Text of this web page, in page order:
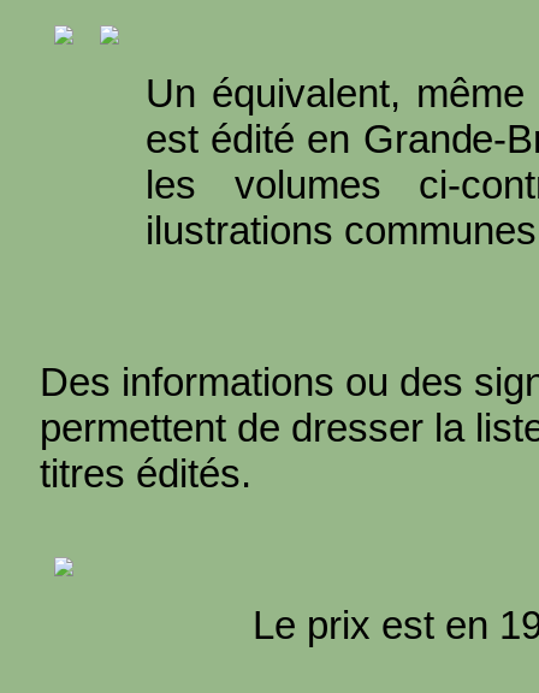
Un équivalent,
est édité en Grande-
les volumes ci-
ilustrations
Des informations ou des
permettent de dresser la
titres édités.
Le prix est en